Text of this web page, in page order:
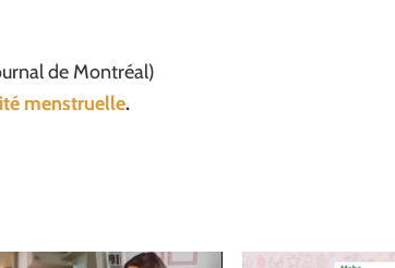
de Montréal)
menstruelle.